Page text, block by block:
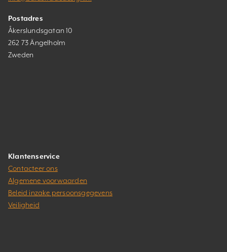
Postadres
Åkerslundsgatan 10
262 73 Ängelholm
Zweden
Klantenservice
Contacteer ons
Algemene voorwaarden
Beleid inzake persoonsgegevens
Veiligheid